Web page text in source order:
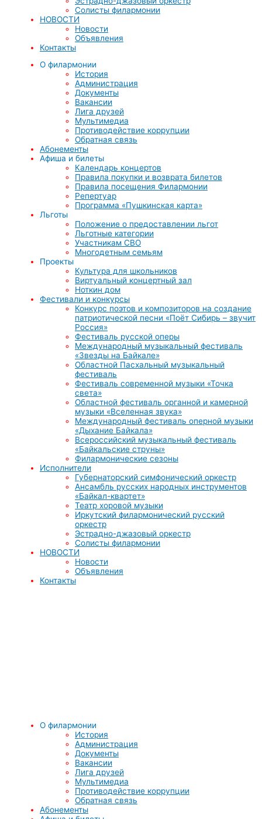
Солисты филармонии
НОВОСТИ
Новости
Объявления
Контакты
О филармонии
История
Администрация
Документы
Вакансии
Лига друзей
Мультимедиа
Противодействие коррупции
Обратная связь
Абонементы
Афиша и билеты
Календарь концертов
Правила покупки и возврата билетов
Правила посещения Филармонии
Репертуар
Программа «Пушкинская карта»
Льготы
Положение о предоставлении льгот
Льготные категории
Участникам СВО
Многодетным семьям
Проекты
Культура для школьников
Виртуальный концертный зал
Ноткин дом
Фестивали и конкурсы
Конкурс поэтов и композиторов на создание
патриотической песни «Поёт Сибирь – звучит
Россия»
Фестиваль русской оперы
Международный музыкальный фестиваль
«Звезды на Байкале»
Областной Пасхальный музыкальный
фестиваль
Фестиваль современной музыки «Точка
света»
Областной фестиваль органной и камерной
музыки «Вселенная звука»
Международный фестиваль оперной музыки
«Дыхание Байкала»
Всероссийский музыкальный фестиваль
«Байкальские струны»
Филармонические сезоны
Исполнители
Губернаторский симфонический оркестр
Ансамбль русских народных инструментов
«Байкал-квартет»
Театр хоровой музыки
Иркутский филармонический русский
оркестр
Эстрадно-джазовый оркестр
Солисты филармонии
НОВОСТИ
Новости
Объявления
Контакты
О филармонии
История
Администрация
Документы
Вакансии
Лига друзей
Мультимедиа
Противодействие коррупции
Обратная связь
Абонементы